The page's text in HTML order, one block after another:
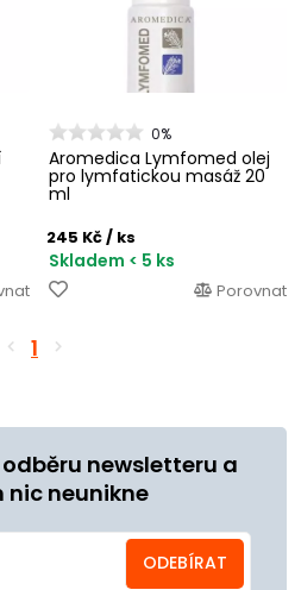
0%
Aromedica Lymfomed olej
pro lymfatickou masáž 20
ml
245 Kč/ ks
Skladem < 5 ks
Porovnat
1
newsletteru a
nic neunikne
ODEBÍRAT